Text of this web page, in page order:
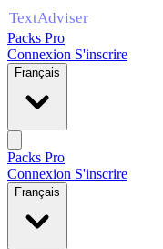
Packs Pro
Connexion S'inscrire
Français
Packs Pro
Connexion S'inscrire
Français